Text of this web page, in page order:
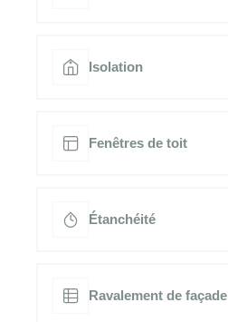
Isolation
Fenêtres de toit
Étanchéité
Ravalement de façade